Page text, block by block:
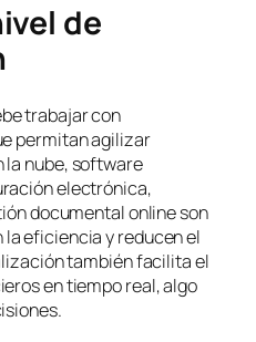
de
trabajar con
permitan agilizar
la nube, software
electrónica,
documental online son
eficiencia y reducen el
también facilita el
en tiempo real, algo